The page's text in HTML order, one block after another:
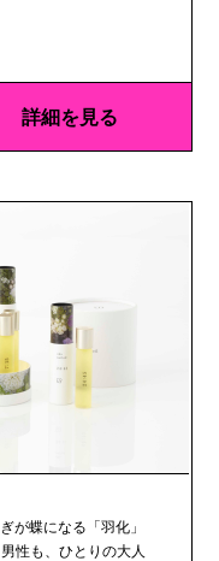
詳細を見る
が蝶になる「羽化」
性も、ひとりの大人